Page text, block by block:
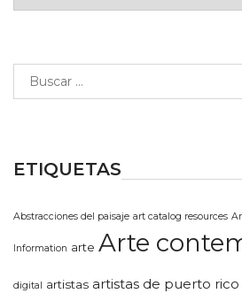
ETIQUETAS
Abstracciones del paisaje art catalog resources
Information arte Arte
digital artistas artistas de puerto rico